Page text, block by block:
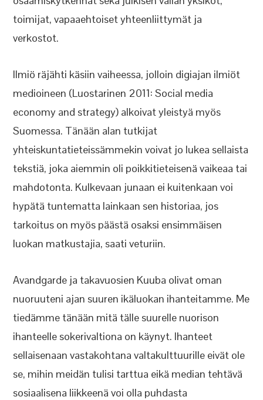
toimijat, vapaaehtoiset yhteenliittymät ja
verkostot.
Ilmiö räjähti käsiin vaiheessa, jolloin digiajan ilmiöt
medioineen (Luostarinen 2011: Social media
economy and strategy) alkoivat yleistyä myös
Suomessa. Tänään alan tutkijat
yhteiskuntatieteissämmekin voivat jo lukea sellaista
tekstiä, joka aiemmin oli poikkitieteisenä vaikeaa tai
mahdotonta. Kulkevaan junaan ei kuitenkaan voi
hypätä tuntematta lainkaan sen historiaa, jos
tarkoitus on myös päästä osaksi ensimmäisen
luokan matkustajia, saati veturiin.
Avandgarde ja takavuosien Kuuba olivat oman
nuoruuteni ajan suuren ikäluokan ihanteitamme. Me
tiedämme tänään mitä tälle suurelle nuorison
ihanteelle sokerivaltiona on käynyt. Ihanteet
sellaisenaan vastakohtana valtakulttuurille eivät ole
se, mihin meidän tulisi tarttua eikä median tehtävä
sosiaalisena liikkeenä voi olla puhdasta